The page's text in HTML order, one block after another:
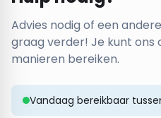
Advies nodig of een
graag verder! Je kunt ons
manieren bereiken.
Vandaag bereikbaar